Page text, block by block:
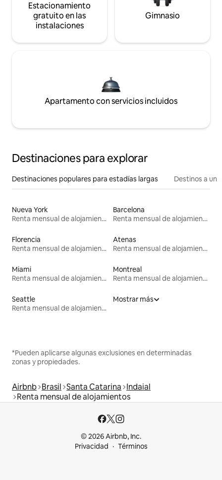
Estacionamiento
gratuito en las
instalaciones
Gimnasio
Apartamento con servicios incluidos
Destinaciones para explorar
Destinaciones populares para estadías largas Destinos a un
Nueva York
Renta mensual de alojamientos
Barcelona
Renta mensual de alojamientos
Florencia
Renta mensual de alojamientos
Atenas
Renta mensual de alojamientos
Miami
Renta mensual de alojamientos
Montreal
Renta mensual de alojamientos
Seattle
Renta mensual de alojamientos
Mostrar más
*Pueden aplicarse algunas exclusiones en determinadas
zonas y propiedades.
Airbnb Brasil Santa Catarina Indaial
Renta mensual de alojamientos
© 2026 Airbnb, Inc.
Privacidad
Términos